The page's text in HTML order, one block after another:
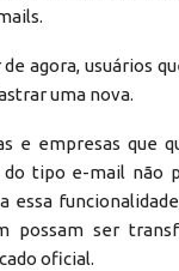
agora, usuários
uma nova.
e empresas que
do tipo e-mail não
essa
possam ser
oficial.